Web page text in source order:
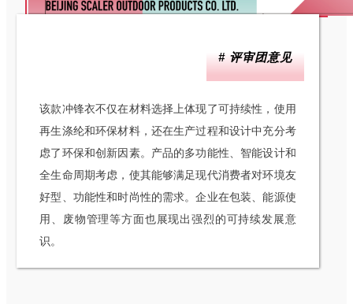
# 评审团意见
该款冲锋衣不仅在材料选择上体现了可持续性，使用
再生涤纶和环保材料，还在生产过程和设计中充分考
虑了环保和创新因素。产品的多功能性、智能设计和
全生命周期考虑，使其能够满足现代消费者对环境友
好型、功能性和时尚性的需求。企业在包装、能源使
用、废物管理等方面也展现出强烈的可持续发展意
识。